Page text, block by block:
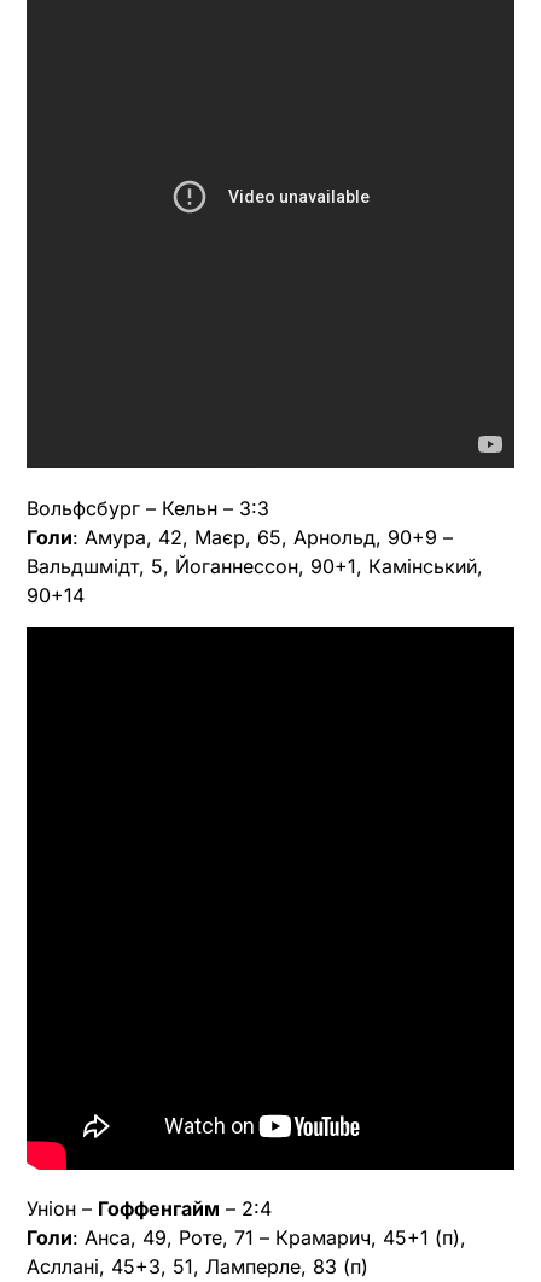
Вольфсбург – Кельн – 3:3
Голи: Амура, 42, Маєр, 65, Арнольд, 90+9 –
Вальдшмідт, 5, Йоганнессон, 90+1, Камінський,
90+14
Уніон – Гоффенгайм – 2:4
Голи: Анса, 49, Роте, 71 – Крамарич, 45+1 (п),
Асллані, 45+3, 51, Ламперле, 83 (п)